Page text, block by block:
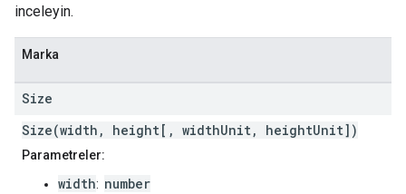
inceleyin.
Marka
Size
Size(width, height[, widthUnit, heightUnit])
Parametreler:
width: number